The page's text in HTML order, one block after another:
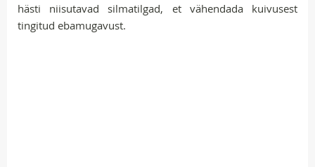
hästi niisutavad silmatilgad, et vähendada kuivusest
tingitud ebamugavust.